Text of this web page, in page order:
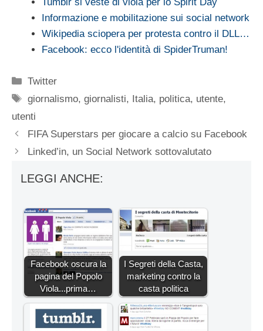
Informazione e mobilitazione sui social network
Wikipedia sciopera per protesta contro il DLL…
Facebook: ecco l'identità di SpiderTruman!
Categorie
Twitter
Tag
giornalismo,giornalisti, Italia, politica, utente,
utenti
FIFA Superstars per giocare a calcio su Facebook
Linked’in, un Social Network sottovalutato
LEGGI ANCHE:
Facebook oscura la
pagina del Popolo
Viola...prima…
I Segreti della Casta,
marketing contro la
casta politica